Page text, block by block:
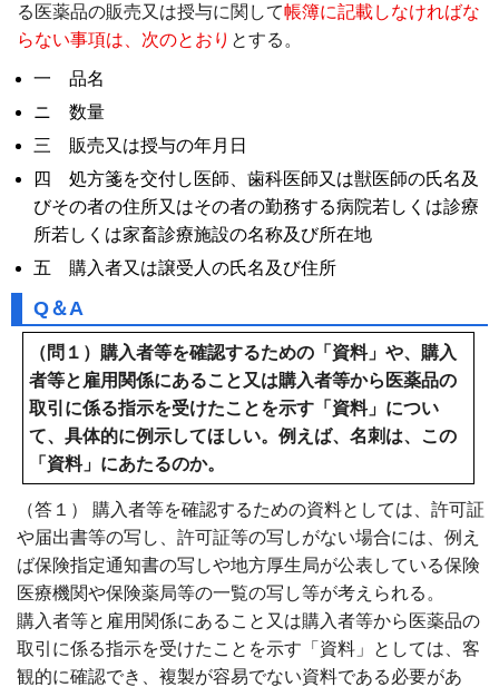
る医薬品の販売又は授与に関して帳簿に記載しなければな
らない事項は、次のとおり とする。
一 品名
ニ 数量
三 販売又は授与の年月日
四 処方箋を交付し医師、歯科医師又は獣医師の氏名及
びその者の住所又はその者の勤務する病院若しくは診療
所若しくは家畜診療施設の名称及び所在地
五 購入者又は譲受人の氏名及び住所
Q＆A
（問１）購入者等を確認するための「資料」や、購入
者等と雇用関係にあること又は購入者等から医薬品の
取引に係る指示を受けたことを示す「資料」につい
て、具体的に例示してほしい。例えば、名刺は、この
「資料」にあたるのか。
（答１） 購入者等を確認するための資料としては、許可証
や届出書等の写し、許可証等の写しがない場合には、例え
ば保険指定通知書の写しや地方厚生局が公表している保険
医療機関や保険薬局等の一覧の写し等が考えられる。
購入者等と雇用関係にあること又は購入者等から医薬品の
取引に係る指示を受けたことを示す「資料」としては、客
観的に確認でき、複製が容易でない資料である必要があ